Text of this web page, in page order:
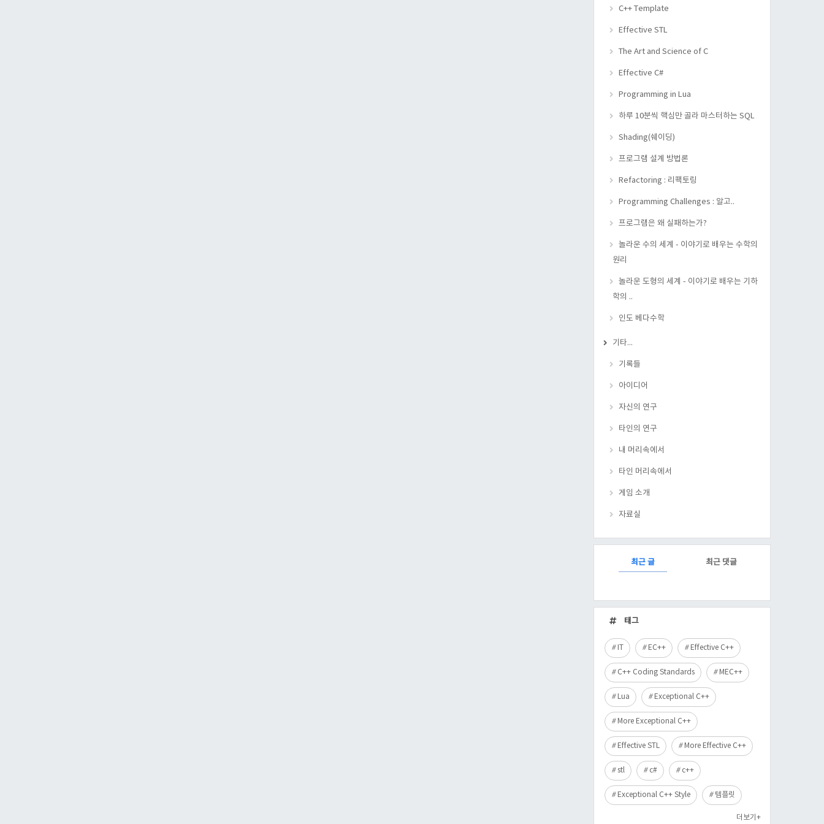
C++ Template
Effective STL
The Art and Science of C
Effective C#
Programming in Lua
하루 10분씩 핵심만 골라 마스터하는 SQL
Shading(쉐이딩)
프로그램 설계 방법론
Refactoring : 리팩토링
Programming Challenges : 알고..
프로그램은 왜 실패하는가?
놀라운 수의 세계 - 이야기로 배우는 수학의
원리
놀라운 도형의 세계 - 이야기로 배우는 기하
학의 ..
인도 베다수학
기타...
기록들
아이디어
자신의 연구
타인의 연구
내 머리속에서
타인 머리속에서
게임 소개
자료실
RECENTLY최근 글 최근 댓글
근
글
태그
IT EC++ Effective C++
C++ Coding Standards MEC++
Lua Exceptional C++
More Exceptional C++
Effective STL More Effective C++
stl c# c++
Exceptional C++ Style 템플릿
더보기+